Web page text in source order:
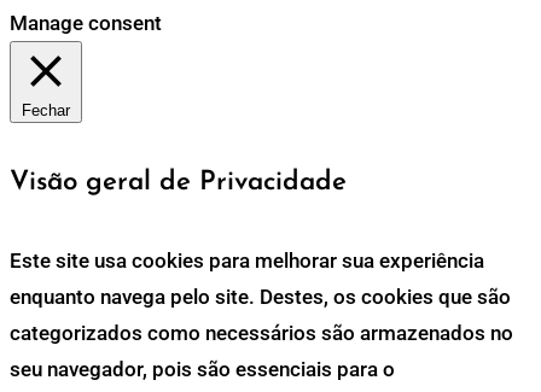
Manage consent
Fechar
Visão geral de Privacidade
Este site usa cookies para melhorar sua experiência
enquanto navega pelo site. Destes, os cookies que são
categorizados como necessários são armazenados no
seu navegador, pois são essenciais para o